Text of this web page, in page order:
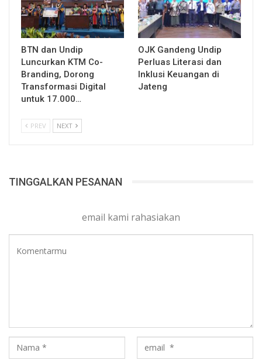
BTN dan Undip
Luncurkan KTM Co-
Branding, Dorong
Transformasi Digital
untuk 17.000…
OJK Gandeng Undip
Perluas Literasi dan
Inklusi Keuangan di
Jateng
PREV NEXT
TINGGALKAN PESANAN
email kami rahasiakan